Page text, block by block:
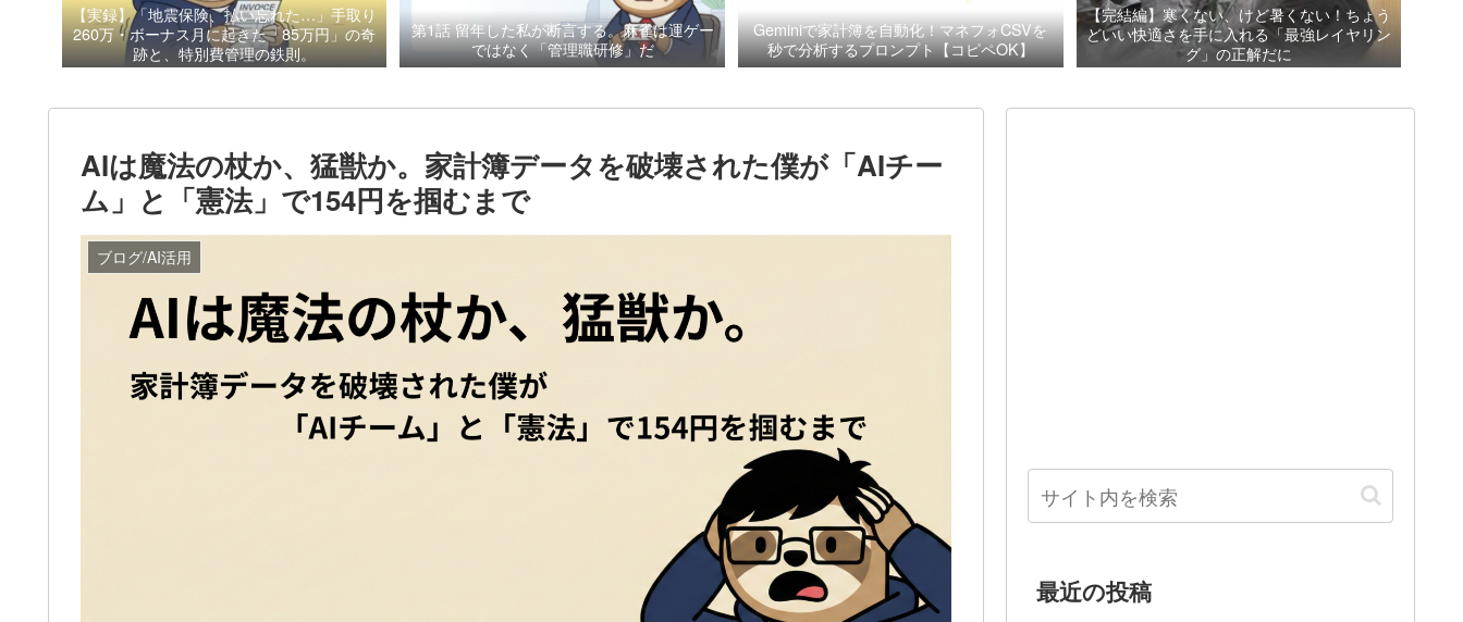
【実録】「地震保険、払い忘れた…」手取り
260万・ボーナス月に起きた「85万円」の奇
跡と、特別費管理の鉄則。
第1話留年した私が断言する。麻雀は運ゲー
ではなく「管理職研修」だ
Geminiで家計簿を自動化！マネフォCSVを
秒で分析するプロンプト【コピペOK】
【完結編】寒くない、けど暑くない！ちょう
どいい快適さを手に入れる「最強レイヤリン
グ」の正解だに
AIは魔法の杖か、猛獣か。家計簿データを破壊された僕が「AIチー
ム」と「憲法」で154円を掴むまで
ブログ/AI活用
最近の投稿